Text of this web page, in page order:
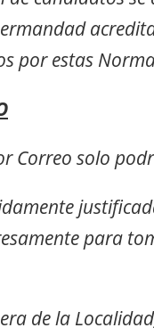
por estas
Correo solo
para
de la